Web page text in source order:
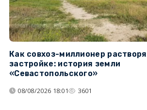
Как совхоз-миллионер
застройке: история земли
«Севастопольского»
08/08/2026 18:01 3601